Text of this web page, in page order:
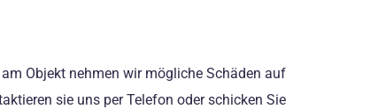
Objekt nehmen wir mögliche Schäden auf
sie uns per Telefon oder schicken Sie